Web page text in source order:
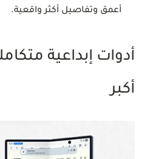
أعمق وتفاصيل أكثر واقعية.
أدوات إبداعية
أكبر